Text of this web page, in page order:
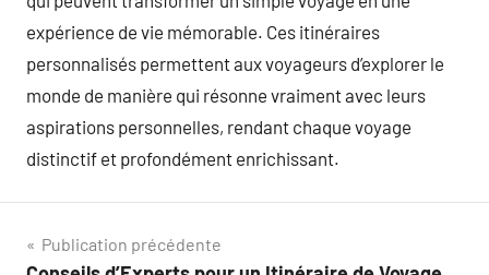
expérience de vie mémorable. Ces itinéraires
personnalisés permettent aux voyageurs d’explorer le
monde de manière qui résonne vraiment avec leurs
aspirations personnelles, rendant chaque voyage
distinctif et profondément enrichissant.
Navigation
Publication précédente